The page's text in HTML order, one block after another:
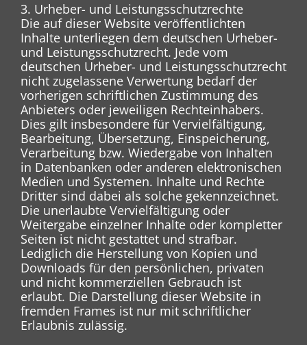
3. Urheber- und Leistungsschutzrechte
Die auf dieser Website veröffentlichten
Inhalte unterliegen dem deutschen Urheber-
und Leistungsschutzrecht. Jede vom
deutschen Urheber- und Leistungsschutzrecht
nicht zugelassene Verwertung bedarf der
vorherigen schriftlichen Zustimmung des
Anbieters oder jeweiligen Rechteinhabers.
Dies gilt insbesondere für Vervielfältigung,
Bearbeitung, Übersetzung, Einspeicherung,
Verarbeitung bzw. Wiedergabe von Inhalten
in Datenbanken oder anderen elektronischen
Medien und Systemen. Inhalte und Rechte
Dritter sind dabei als solche gekennzeichnet.
Die unerlaubte Vervielfältigung oder
Weitergabe einzelner Inhalte oder kompletter
Seiten ist nicht gestattet und strafbar.
Lediglich die Herstellung von Kopien und
Downloads für den persönlichen, privaten
und nicht kommerziellen Gebrauch ist
erlaubt. Die Darstellung dieser Website in
fremden Frames ist nur mit schriftlicher
Erlaubnis zulässig.